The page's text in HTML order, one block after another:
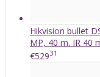
Hikvision bullet
MP, 40 m. IR 40
€52931